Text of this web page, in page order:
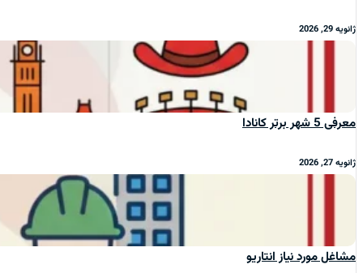
ژانویه 29, 2026
معرفی 5 شهر برتر کانادا
ژانویه 27, 2026
مشاغل مورد نیاز انتاریو